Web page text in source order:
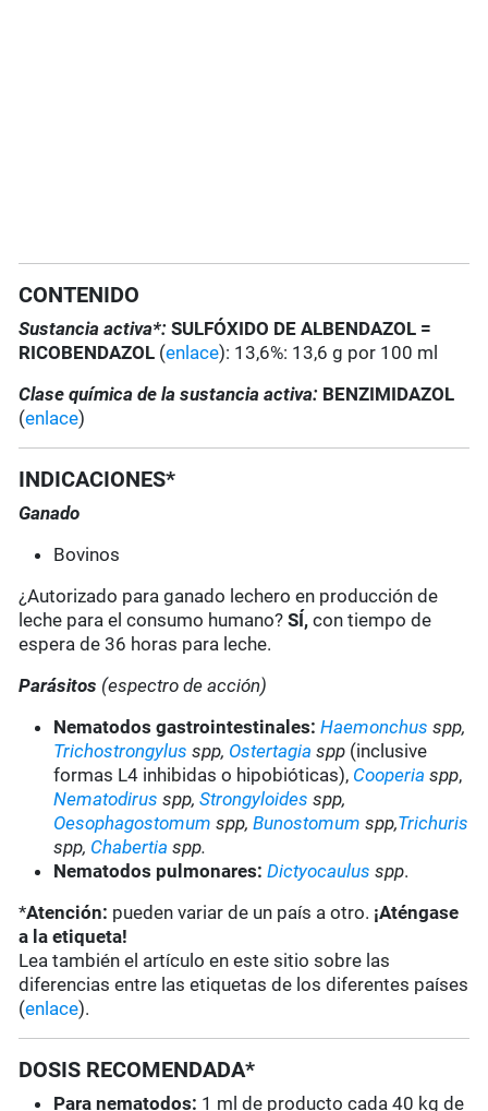
CONTENIDO
Sustancia activa*: SULFÓXIDO DE ALBENDAZOL =
RICOBENDAZOL (enlace): 13,6%: 13,6 g por 100 ml
Clase química de la sustancia activa: BENZIMIDAZOL
(enlace)
INDICACIONES*
Ganado
Bovinos
¿Autorizado para ganado lechero en producción de
leche para el consumo humano?SÍ,con tiempo de
espera de 36 horas para leche.
Parásitos (espectro de acción)
Nematodos gastrointestinales: Haemonchus spp,
Trichostrongylus spp, Ostertagia spp (inclusive
formas L4 inhibidas o hipobióticas), Cooperia spp,
Nematodirus spp,Strongyloides spp,
Oesophagostomum spp,Bunostomum spp,Trichuris
spp, Chabertia spp.
Nematodos pulmonares: Dictyocaulus spp.
*Atención: pueden variar de un país a otro. ¡Aténgase
a la etiqueta!
Lea también el artículo en este sitio sobre las
diferencias entre las etiquetas de los diferentes países
(enlace).
DOSIS RECOMENDADA*
Para nematodos: 1 ml de producto cada 40 kg de